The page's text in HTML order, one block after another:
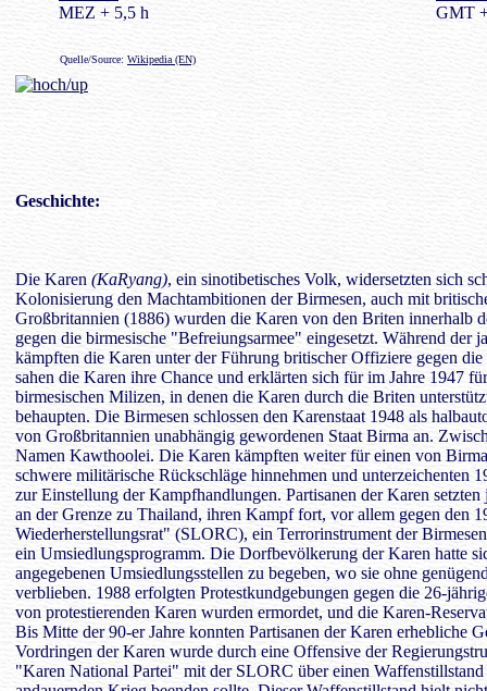
MEZ + 5,5 h
GMT
Quelle/Source: Wikipedia (EN)
Geschichte:
Die Karen (KaRyang), ein sinotibetisches Volk, widersetzten sich
Kolonisierung den Machtambitionen der Birmesen, auch mit
Großbritannien (1886) wurden die Karen von den Briten innerhalb
gegen die birmesische "Befreiungsarmee" eingesetzt. Während der
kämpften die Karen unter der Führung britischer Offiziere gegen die
sahen die Karen ihre Chance und erklärten sich für im Jahre 1947
birmesischen Milizen, in denen die Karen durch die Briten
behaupten. Die Birmesen schlossen den Karenstaat 1948 als
von Großbritannien unabhängig gewordenen Staat Birma an.
Namen Kawthoolei. Die Karen kämpften weiter für einen von
schwere militärische Rückschläge hinnehmen und unterzeichenten
zur Einstellung der Kampfhandlungen. Partisanen der Karen
an der Grenze zu Thailand, ihren Kampf fort, vor allem gegen den
Wiederherstellungsrat" (SLORC), ein Terrorinstrument der
ein Umsiedlungsprogramm. Die Dorfbevölkerung der Karen hatte
angegebenen Umsiedlungsstellen zu begeben, wo sie ohne
verblieben. 1988 erfolgten Protestkundgebungen gegen die 26-
von protestierenden Karen wurden ermordet, und die Karen-
Bis Mitte der 90-er Jahre konnten Partisanen der Karen erhebliche
Vordringen der Karen wurde durch eine Offensive der
"Karen National Partei" mit der SLORC über einen